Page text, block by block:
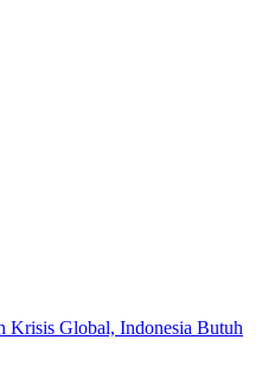
Krisis Global, Indonesia Butuh